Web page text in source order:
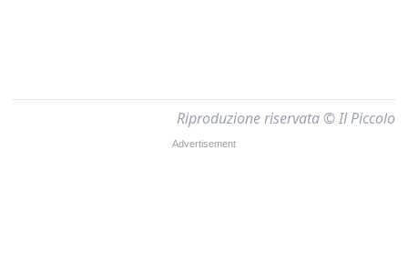
Riproduzione riservata © Il Piccolo